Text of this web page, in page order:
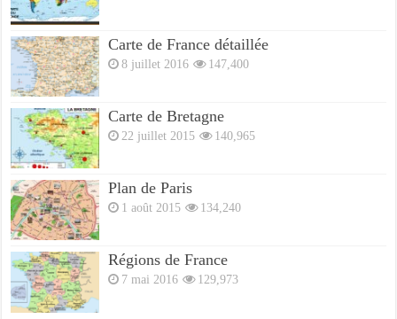
Carte de France détaillée
8 juillet 2016 147,400
Carte de Bretagne
22 juillet 2015 140,965
Plan de Paris
1 août 2015 134,240
Régions de France
7 mai 2016 129,973